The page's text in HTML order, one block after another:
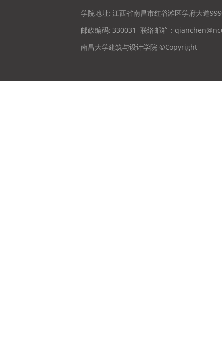
学院地址: 江西省南昌市红谷滩区学府大道
邮政编码: 330031 联络邮箱：
南昌大学建筑与设计学院 ©Copyright